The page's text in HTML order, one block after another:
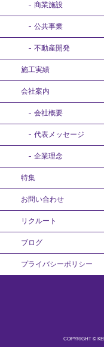
商業施設
公共事業
不動産開発
施工実績
会社案内
会社概要
代表メッセージ
企業理念
特集
お問い合わせ
リクルート
ブログ
プライバシーポリシー
COPYRIGHT ©